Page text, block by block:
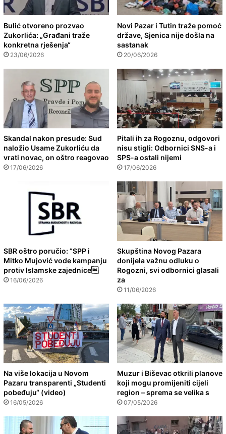
Bulić otvoreno prozvao
Zukorlića: „Građani traže
konkretna rješenja“
23/06/2026
Novi Pazar i Tutin traže pomoć
države, Sjenica nije došla na
sastanak
20/06/2026
Skandal nakon presude: Sud
naložio Usame Zukorliću da
vrati novac, on oštro reagovao
17/06/2026
Pitali ih za Rogoznu, odgovori
nisu stigli: Odbornici SNS-a i
SPS-a ostali nijemi
17/06/2026
SBR oštro poručio: ”SPP i
Mitko Mujović vode kampanju
protiv Islamske zajednice
16/06/2026
Skupština Novog Pazara
donijela važnu odluku o
Rogozni, svi odbornici glasali
za
11/06/2026
Na više lokacija u Novom
Pazaru transparenti „Studenti
pobeđuju“ (video)
16/05/2026
Muzur i Biševac otkrili planove
koji mogu promijeniti cijeli
region – sprema se velika s
07/05/2026